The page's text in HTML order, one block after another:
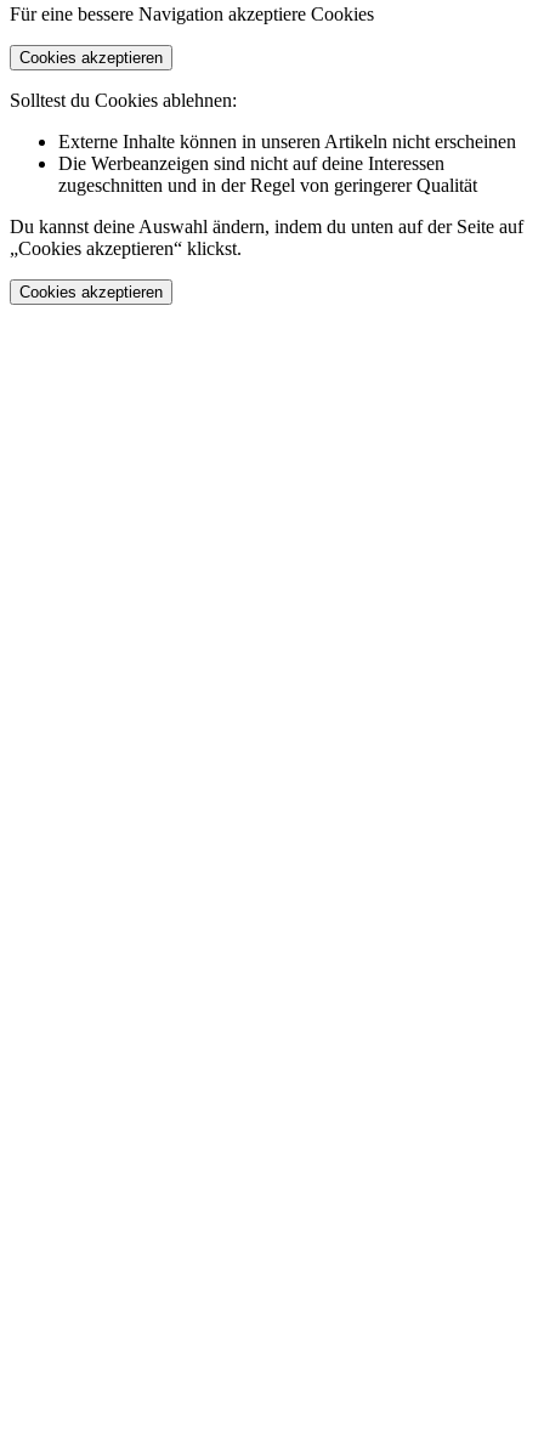
Für eine bessere Navigation akzeptiere Cookies
Cookies akzeptieren
Solltest du Cookies ablehnen:
Externe Inhalte können in unseren Artikeln nicht erscheinen
Die Werbeanzeigen sind nicht auf deine Interessen
zugeschnitten und in der Regel von geringerer Qualität
Du kannst deine Auswahl ändern, indem du unten auf der Seite auf
„Cookies akzeptieren“ klickst.
Cookies akzeptieren